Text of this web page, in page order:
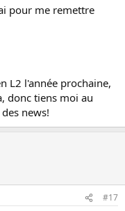
pour me remettre
L2 l'année prochaine,
donc tiens moi au
news!
#17